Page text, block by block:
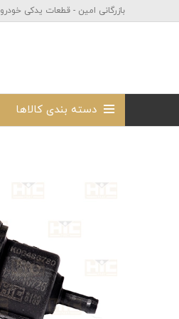
بازرگانی امین - قطعات یدکی خودرو
دسته بندی کالاها